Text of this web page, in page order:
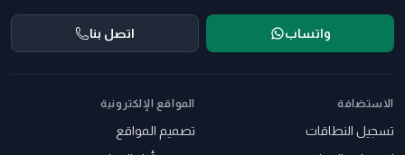
واتساب اتصل بنا
الاستضافة
تسجيل النطاقات
المواقع الإلكترونية
تصميم المواقع